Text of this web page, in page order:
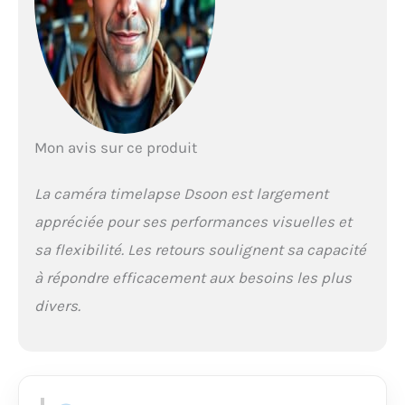
tracas de charger
constamment votre
caméra de chantier.
Avec une durée de vie
vous lancer en toute
projets à long terme
l'alimentation. La
batterie dure jusqu'à
intervalle de capture
Mon avis sur ce produit
La caméra timelapse Dsoon est largement
appréciée pour ses performances visuelles et
sa flexibilité. Les retours soulignent sa capacité
à répondre efficacement aux besoins les plus
divers.